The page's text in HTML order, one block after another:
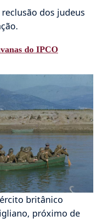
dos judeus
do IPCO
britânico
próximo de